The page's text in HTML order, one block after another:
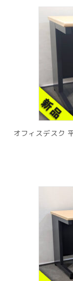
オフィスデスク